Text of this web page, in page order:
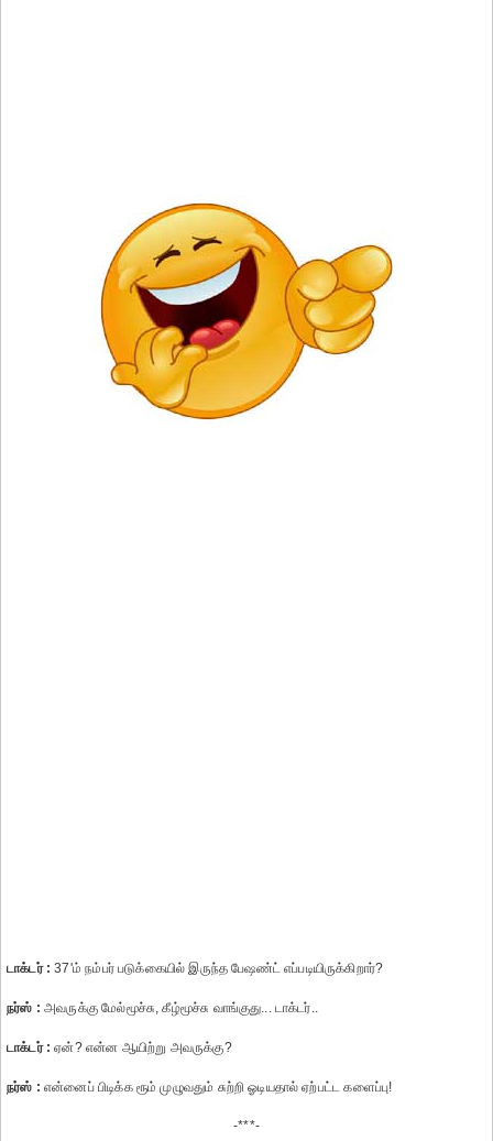
டாக்டர் : 37'ம் நம்பர் படுக்கையில் இருந்த பேஷண்ட் எப்படியிருக்கிறார்?
நர்ஸ் : அவருக்கு மேல்மூச்சு, கீழ்மூச்சு வாங்குது... டாக்டர்..
டாக்டர் : ஏன்? என்ன ஆயிற்று அவருக்கு?
நர்ஸ் : என்னைப் பிடிக்க ரூம் முழுவதும் சுற்றி ஓடியதால் ஏற்பட்ட களைப்பு!
-***-